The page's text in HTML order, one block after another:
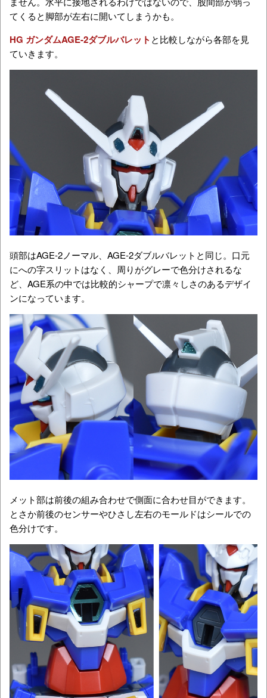
てくると脚部が左右に開いてしまうかも。
HG ガンダムAGE-2ダブルバレット と比較しながら各部を見
ていきます。
頭部はAGE-2ノーマル、AGE-2ダブルバレットと同じ。口元
にへの字スリットはなく、周りがグレーで色分けされるな
ど、AGE系の中では比較的シャープで凛々しさのあるデザイ
ンになっています。
メット部は前後の組み合わせで側面に合わせ目ができます。
とさか前後のセンサーやひさし左右のモールドはシールでの
色分けです。